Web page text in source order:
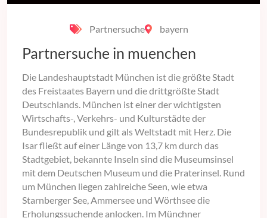
Partnersuche bayern
Partnersuche in muenchen
Die Landeshauptstadt München ist die größte Stadt
des Freistaates Bayern und die drittgrößte Stadt
Deutschlands. München ist einer der wichtigsten
Wirtschafts-, Verkehrs- und Kulturstädte der
Bundesrepublik und gilt als Weltstadt mit Herz. Die
Isar fließt auf einer Länge von 13,7 km durch das
Stadtgebiet, bekannte Inseln sind die Museumsinsel
mit dem Deutschen Museum und die Praterinsel. Rund
um München liegen zahlreiche Seen, wie etwa
Starnberger See, Ammersee und Wörthsee die
Erholungssuchende anlocken. Im Münchner